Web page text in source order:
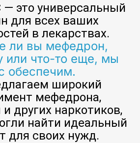
это универсальный
для всех ваших
в лекарствах.
ли вы мефедрон,
или что-то еще, мы
обеспечим.
широкий
мефедрона,
других наркотиков,
найти идеальный
для своих нужд.